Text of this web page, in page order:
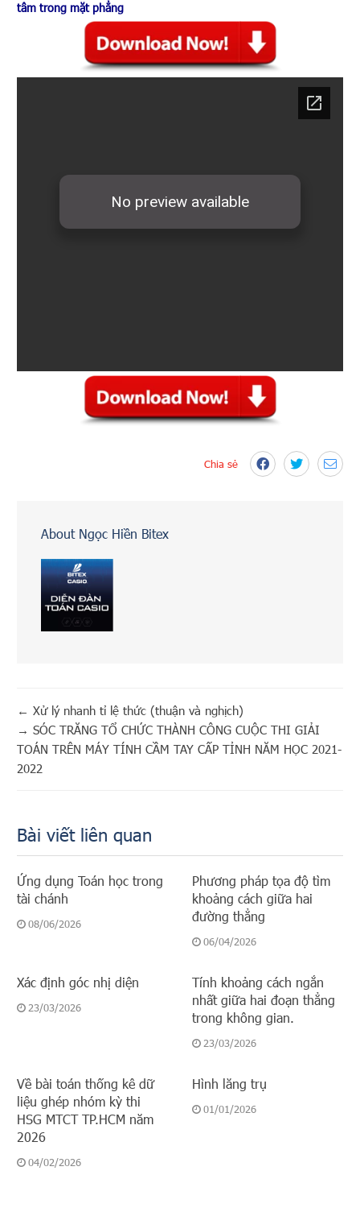
tâm trong mặt phẳng
Chia sẻ
About Ngọc Hiền Bitex
← Xử lý nhanh tỉ lệ thức (thuận và nghịch)
→ SÓC TRĂNG TỔ CHỨC THÀNH CÔNG CUỘC THI GIẢI
TOÁN TRÊN MÁY TÍNH CẦM TAY CẤP TỈNH NĂM HỌC 2021-
2022
Bài viết liên quan
Ứng dụng Toán học trong
tài chánh
08/06/2026
Phương pháp tọa độ tìm
khoảng cách giữa hai
đường thẳng
06/04/2026
Xác định góc nhị diện
23/03/2026
Tính khoảng cách ngắn
nhất giữa hai đoạn thẳng
trong không gian.
23/03/2026
Về bài toán thống kê dữ
liệu ghép nhóm kỳ thi
HSG MTCT TP.HCM năm
2026
04/02/2026
Hình lăng trụ
01/01/2026